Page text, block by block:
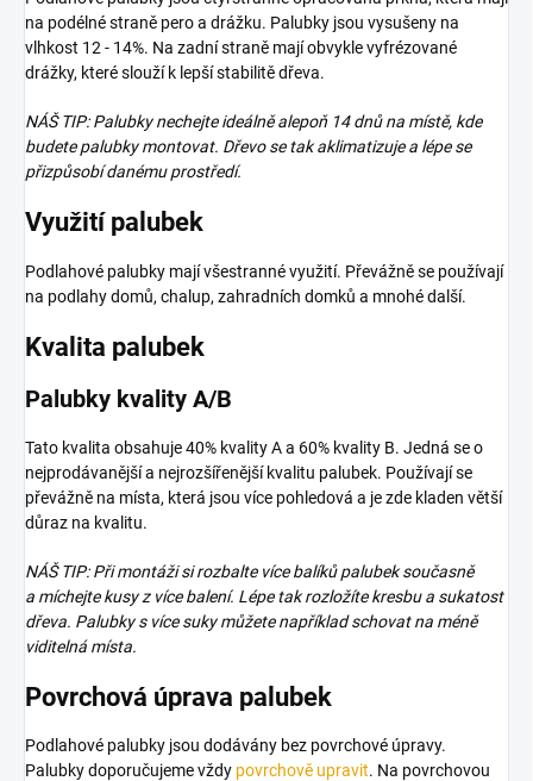
na podélné straně pero a drážku. Palubky jsou vysušeny na
vlhkost 12 - 14%. Na zadní straně mají obvykle vyfrézované
drážky, které slouží k lepší stabilitě dřeva.
NÁŠ TIP: Palubky nechejte ideálně alepoň 14 dnů na místě, kde
budete palubky montovat. Dřevo se tak aklimatizuje a lépe se
přizpůsobí danému prostředí.
Využití palubek
Podlahové palubky mají všestranné využití. Převážně se používají
na podlahy domů, chalup, zahradních domků a mnohé další.
Kvalita palubek
Palubky kvality A/B
Tato kvalita obsahuje 40% kvality A a 60% kvality B. Jedná se o
nejprodávanější a nejrozšířenější kvalitu palubek. Používají se
převážně na místa, která jsou více pohledová a je zde kladen větší
důraz na kvalitu.
NÁŠ TIP: Při montáži si rozbalte více balíků palubek současně
a míchejte kusy z více balení. Lépe tak rozložíte kresbu a sukatost
dřeva. Palubky s více suky můžete například schovat na méně
viditelná místa.
Povrchová úprava palubek
Podlahové palubky jsou dodávány bez povrchové úpravy.
Palubky doporučujeme vždy povrchově upravit. Na povrchovou